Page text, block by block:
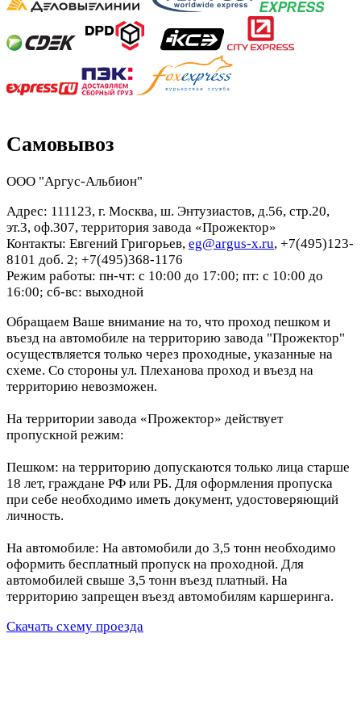
Самовывоз
ООО "Аргус-Альбион"
Адрес: 111123, г. Москва, ш. Энтузиастов, д.56, стр.20,
эт.3, оф.307, территория завода «Прожектор»
Контакты: Евгений Григорьев, eg@argus-x.ru, +7(495)123-
8101 доб. 2; +7(495)368-1176
Режим работы: пн-чт: с 10:00 до 17:00; пт: с 10:00 до
16:00; сб-вс: выходной
Обращаем Ваше внимание на то, что проход пешком и
въезд на автомобиле на территорию завода "Прожектор"
осуществляется только через проходные, указанные на
схеме. Со стороны ул. Плеханова проход и въезд на
территорию невозможен.
На территории завода «Прожектор» действует
пропускной режим:
Пешком: на территорию допускаются только лица старше
18 лет, граждане РФ или РБ. Для оформления пропуска
при себе необходимо иметь документ, удостоверяющий
личность.
На автомобиле: На автомобили до 3,5 тонн необходимо
оформить бесплатный пропуск на проходной. Для
автомобилей свыше 3,5 тонн въезд платный. На
территорию запрещен въезд автомобилям каршеринга.
Скачать схему проезда